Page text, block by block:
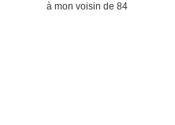
à mon voisin de 84